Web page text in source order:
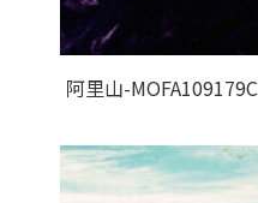
阿里山-